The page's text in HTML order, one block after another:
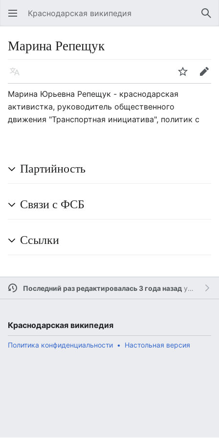
Открыть главное меню Краснодарская википедия
Марина Репещук
Язык Следить
Марина Юрьевна Репещук - краснодарская
активистка, руководитель общественного
движения "Транспортная инициатива", политик с
Партийность
Связи с ФСБ
Ссылки
Последний раз редактировалась 3 года назадучастником
Краснодарская википедия
Политика конфиденциальности Настольная версия